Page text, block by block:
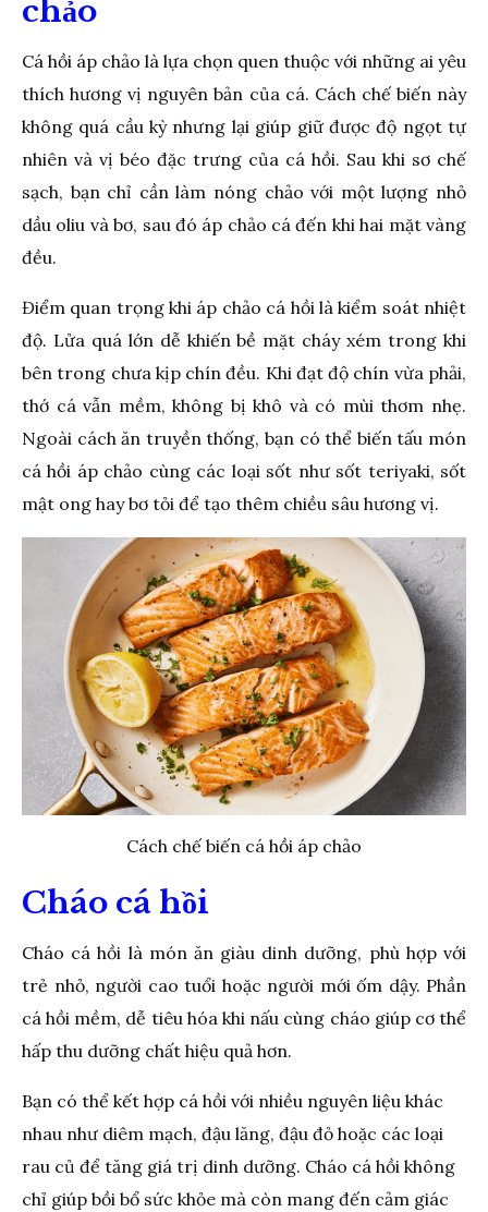
chảo
Cá hồi áp chảo là lựa chọn quen thuộc với những ai yêu
thích hương vị nguyên bản của cá. Cách chế biến này
không quá cầu kỳ nhưng lại giúp giữ được độ ngọt tự
nhiên và vị béo đặc trưng của cá hồi. Sau khi sơ chế
sạch, bạn chỉ cần làm nóng chảo với một lượng nhỏ
dầu oliu và bơ, sau đó áp chảo cá đến khi hai mặt vàng
đều.
Điểm quan trọng khi áp chảo cá hồi là kiểm soát nhiệt
độ. Lửa quá lớn dễ khiến bề mặt cháy xém trong khi
bên trong chưa kịp chín đều. Khi đạt độ chín vừa phải,
thớ cá vẫn mềm, không bị khô và có mùi thơm nhẹ.
Ngoài cách ăn truyền thống, bạn có thể biến tấu món
cá hồi áp chảo cùng các loại sốt như sốt teriyaki, sốt
mật ong hay bơ tỏi để tạo thêm chiều sâu hương vị.
Cách chế biến cá hồi áp chảo
Cháo cá hồi
Cháo cá hồi là món ăn giàu dinh dưỡng, phù hợp với
trẻ nhỏ, người cao tuổi hoặc người mới ốm dậy. Phần
cá hồi mềm, dễ tiêu hóa khi nấu cùng cháo giúp cơ thể
hấp thu dưỡng chất hiệu quả hơn.
Bạn có thể kết hợp cá hồi với nhiều nguyên liệu khác
nhau như diêm mạch, đậu lăng, đậu đỏ hoặc các loại
rau củ để tăng giá trị dinh dưỡng. Cháo cá hồi không
chỉ giúp bồi bổ sức khỏe mà còn mang đến cảm giác